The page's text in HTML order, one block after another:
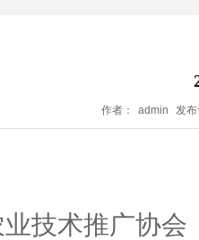
作者： admin 发
技术推广协会